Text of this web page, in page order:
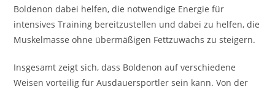
Boldenon dabei helfen, die notwendige Energie für
intensives Training bereitzustellen und dabei zu helfen, die
Muskelmasse ohne übermäßigen Fettzuwachs zu steigern.
Insgesamt zeigt sich, dass Boldenon auf verschiedene
Weisen vorteilig für Ausdauersportler sein kann. Von der